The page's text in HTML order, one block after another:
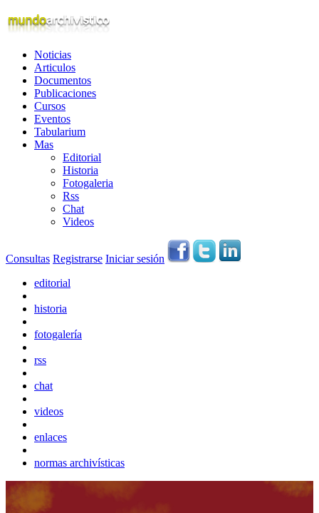
Noticias
Articulos
Documentos
Publicaciones
Cursos
Eventos
Tabularium
Mas
Editorial
Historia
Fotogaleria
Rss
Chat
Videos
Consultas Registrarse Iniciar sesión
editorial
historia
fotogalería
rss
chat
videos
enlaces
normas archivísticas